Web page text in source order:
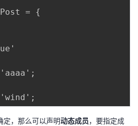
= {
'aaaa';
定，那么可以声明动态成员，要指定成